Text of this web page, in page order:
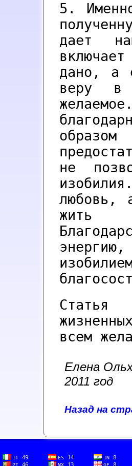
5.
дает
дано, а
веру в
не
любовь,
жить
Статья
всем
Елена
2011 год
Назад на